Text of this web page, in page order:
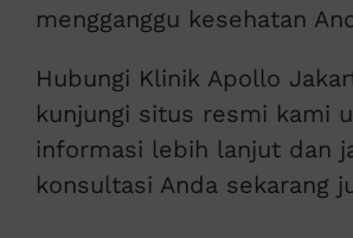
mengganggu kesehatan
Hubungi Klinik Apollo
kunjungi situs resmi kami
informasi lebih lanjut dan
konsultasi Anda sekarang